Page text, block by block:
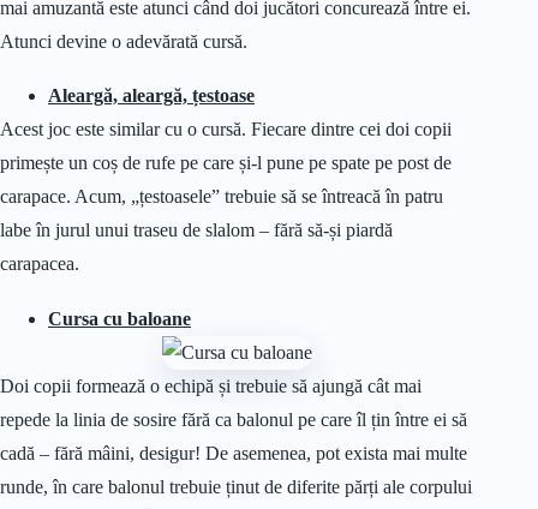
mai amuzantă este atunci când doi jucători concurează între ei.
Atunci devine o adevărată cursă.
Aleargă, aleargă, țestoase
Acest joc este similar cu o cursă. Fiecare dintre cei doi copii
primește un coș de rufe pe care și-l pune pe spate pe post de
carapace. Acum, „țestoasele” trebuie să se întreacă în patru
labe în jurul unui traseu de slalom – fără să-și piardă
carapacea.
Cursa cu baloane
Doi copii formează o echipă și trebuie să ajungă cât mai
repede la linia de sosire fără ca balonul pe care îl țin între ei să
cadă – fără mâini, desigur! De asemenea, pot exista mai multe
runde, în care balonul trebuie ținut de diferite părți ale corpului